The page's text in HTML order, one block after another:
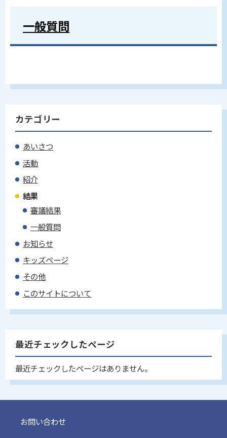
一般質問
カテゴリー
あいさつ
活動
紹介
結果
審議結果
一般質問
お知らせ
キッズページ
その他
このサイトについて
最近チェックしたページ
最近チェックしたページはありません。
お問い合わせ